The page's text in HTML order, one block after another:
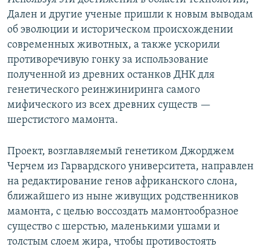
Дален и другие ученые пришли к новым выводам
об эволюции и историческом происхождении
современных животных, а также ускорили
противоречивую гонку за использование
полученной из древних останков ДНК для
генетического реинжиниринга самого
мифического из всех древних существ —
шерстистого мамонта.
Проект, возглавляемый генетиком Джорджем
Черчем из Гарвардского университета, направлен
на редактирование генов африканского слона,
ближайшего из ныне живущих родственников
мамонта, с целью воссоздать мамонтообразное
существо с шерстью, маленькими ушами и
толстым слоем жира, чтобы противостоять